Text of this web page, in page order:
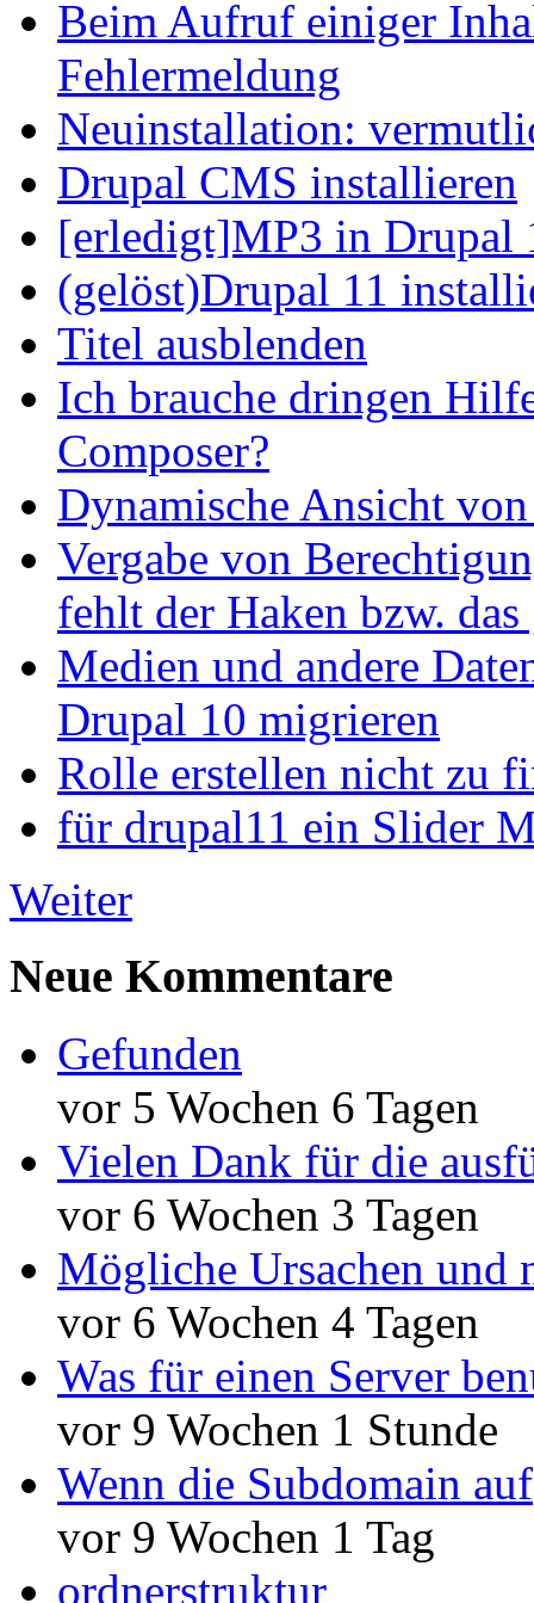
Beim Aufruf einiger
Fehlermeldung
Neuinstallation:
Drupal CMS installieren
[erledigt]MP3 in Drupal
(gelöst)Drupal 11
Titel ausblenden
Ich brauche dringen
Composer?
Dynamische Ansicht
Vergabe von
fehlt der Haken bzw.
Medien und andere
Drupal 10 migrieren
Rolle erstellen nicht zu
für drupal11 ein Slider
Weiter
Neue Kommentare
Gefunden
vor 5 Wochen 6 Tagen
Vielen Dank für die
vor 6 Wochen 3 Tagen
Mögliche Ursachen und
vor 6 Wochen 4 Tagen
Was für einen Server
vor 9 Wochen 1 Stunde
Wenn die Subdomain auf
vor 9 Wochen 1 Tag
ordnerstruktur